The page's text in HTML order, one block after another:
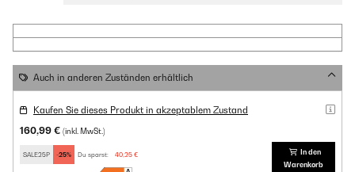
Auch in anderen Zuständen erhältlich
Kaufen Sie dieses Produkt in akzeptablem Zustand
160,99 € (inkl. MwSt.)
SALE25P -25% Du sparst: 40,25 €
In den
Warenkorb